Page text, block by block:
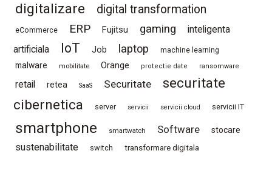
digitalizare digital transformation
eCommerce ERP Fujitsu gaming
inteligenta
artificiala
IoT Job laptop machine learning
malware mobilitate Orange protectie date ransomware
retail retea SaaS Securitate
securitate
cibernetica
server servicii servicii cloud servicii IT
smartphone smartwatch Software stocare
sustenabilitate switch transformare digitala